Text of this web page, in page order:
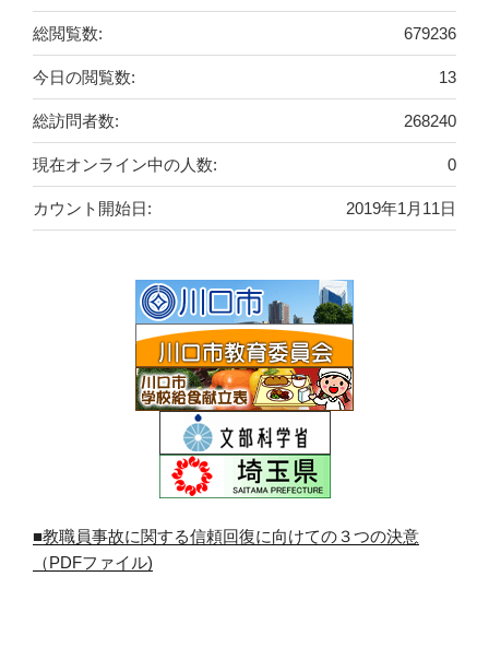
679236
総閲覧数:
13
今日の閲覧数:
268240
総訪問者数:
0
現在オンライン中の人数:
2019年1月11日
カウント開始日:
■教職員事故に関する信頼回復に向けての３つの決意
（PDFファイル)